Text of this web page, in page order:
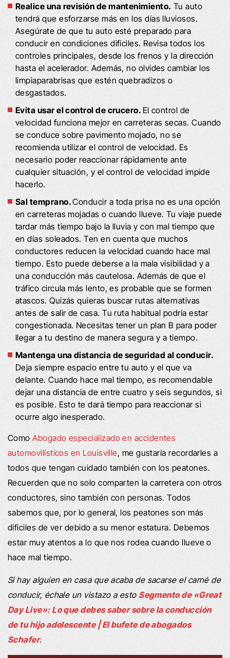
Realice una revisión de mantenimiento. Tu auto
tendrá que esforzarse más en los días lluviosos.
Asegúrate de que tu auto esté preparado para
conducir en condiciones difíciles. Revisa todos los
controles principales, desde los frenos y la dirección
hasta el acelerador. Además, no olvides cambiar los
limpiaparabrisas que estén quebradizos o
desgastados.
Evita usar el control de crucero. El control de
velocidad funciona mejor en carreteras secas. Cuando
se conduce sobre pavimento mojado, no se
recomienda utilizar el control de velocidad. Es
necesario poder reaccionar rápidamente ante
cualquier situación, y el control de velocidad impide
hacerlo.
Sal temprano.Conducir a toda prisa no es una opción
en carreteras mojadas o cuando llueve. Tu viaje puede
tardar más tiempo bajo la lluvia y con mal tiempo que
en días soleados. Ten en cuenta que muchos
conductores reducen la velocidad cuando hace mal
tiempo. Esto puede deberse a la mala visibilidad y a
una conducción más cautelosa. Además de que el
tráfico circula más lento, es probable que se formen
atascos. Quizás quieras buscar rutas alternativas
antes de salir de casa. Tu ruta habitual podría estar
congestionada. Necesitas tener un plan B para poder
llegar a tu destino de manera segura y a tiempo.
Mantenga una distancia de seguridad al conducir.
Deja siempre espacio entre tu auto y el que va
delante. Cuando hace mal tiempo, es recomendable
dejar una distancia de entre cuatro y seis segundos, si
es posible. Esto te dará tiempo para reaccionar si
ocurre algo inesperado.
ComoAbogado especializado en accidentes
automovilísticos en Louisville, me gustaría recordarles a
todos que tengan cuidado también con los peatones.
Recuerden que no solo comparten la carretera con otros
conductores, sino también con personas. Todos
sabemos que, por lo general, los peatones son más
difíciles de ver debido a su menor estatura. Debemos
estar muy atentos a lo que nos rodea cuando llueve o
hace mal tiempo.
Si hay alguien en casa que acaba de sacarse el carné de
conducir, échale un vistazo a esto Segmento de «Great
Day Live»: Lo que debes saber sobre la conducción
de tu hijo adolescente | El bufete de abogados
Schafer.